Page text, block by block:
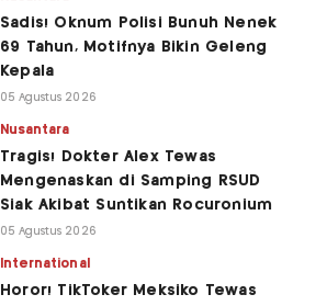
Sadis! Oknum Polisi Bunuh Nenek
69 Tahun, Motifnya Bikin Geleng
Kepala
05 Agustus 2026
Nusantara
Tragis! Dokter Alex Tewas
Mengenaskan di Samping RSUD
Siak Akibat Suntikan Rocuronium
05 Agustus 2026
International
Horor! TikToker Meksiko Tewas